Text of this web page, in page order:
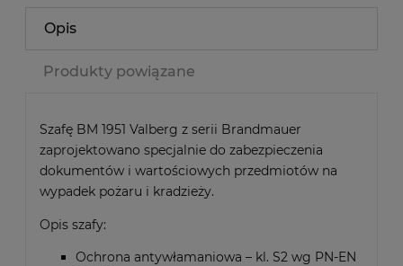
Opis
Produkty powiązane
Szafę BM 1951 Valberg z serii Brandmauer
zaprojektowano specjalnie do zabezpieczenia
dokumentów i wartościowych przedmiotów na
wypadek pożaru i kradzieży.
Opis szafy:
Ochrona antywłamaniowa – kl. S2 wg PN-EN